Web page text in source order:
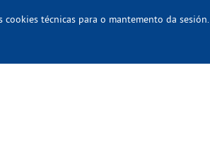
técnicas para o mantemento da sesión.